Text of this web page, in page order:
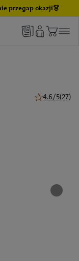
przegap okazji👗
4.6/5(27)